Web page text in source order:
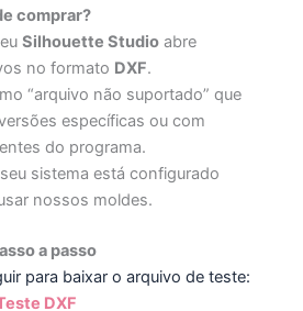
comprar?
Silhouette Studio abre
no formato DXF.
“arquivo não suportado” que
específicas ou com
do programa.
sistema está configurado
nossos moldes.
a passo
para baixar o arquivo de teste:
DXF